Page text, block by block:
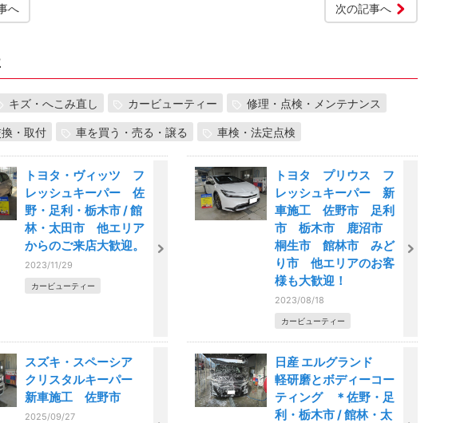
へ 次の記事へ
キズ・へこみ直し カービューティー 修理・点検・メンテナンス
・取付 車を買う・売る・譲る 車検・法定点検
トヨタ・ヴィッツ フ
レッシュキーパー 佐
野・足利・栃木市 / 館
林・太田市 他エリア
からのご来店大歓迎。
2023/11/29
カービューティー
トヨタ プリウス フ
レッシュキーパー 新
車施工 佐野市 足利
市 栃木市 鹿沼市
桐生市 館林市 みど
り市 他エリアのお客
様も大歓迎！
2023/08/18
カービューティー
スズキ・スペーシア
クリスタルキーパー
新車施工 佐野市
2025/09/27
日産 エルグランド
軽研磨とボディーコー
ティング ＊佐野・足
利・栃木市 / 館林・太